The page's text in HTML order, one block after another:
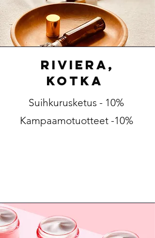
Riviera,
kotka
Suihkurusketus - 10%
Kampaamotuotteet -10%